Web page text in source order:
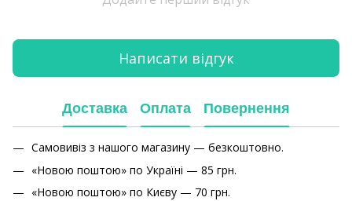
Написати відгук
Доставка Оплата Повернення
Самовивіз з нашого магазину — безкоштовно.
«Новою поштою» по Україні — 85 грн.
«Новою поштою» по Києву — 70 грн.